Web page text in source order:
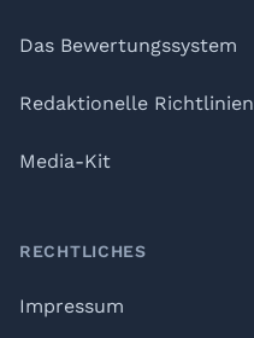
Das Bewertungssystem
Redaktionelle Richtlinien
Media-Kit
RECHTLICHES
Impressum